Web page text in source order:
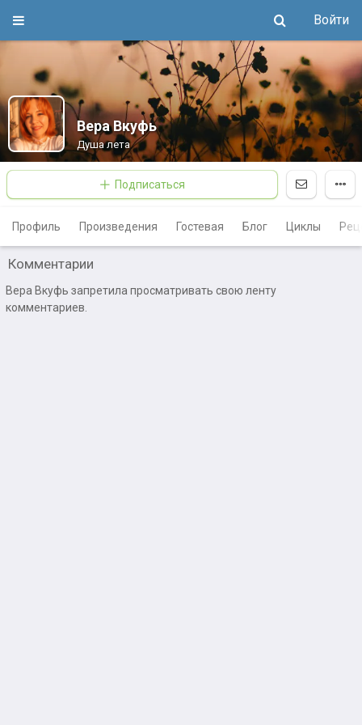
Войти
Вера Вкуфь
Душа лета
Подписаться
Профиль Произведения Гостевая Блог Циклы
Комментарии
Вера Вкуфь запретилa просматривать свою ленту
комментариев.